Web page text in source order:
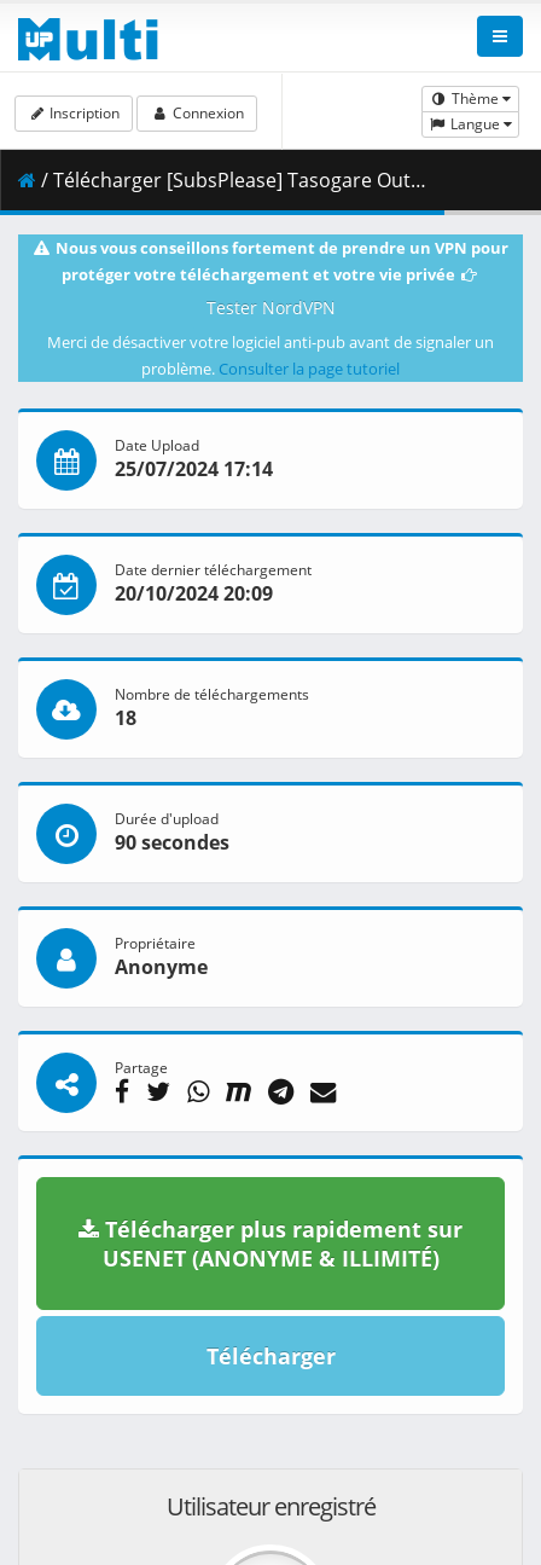
Thème
Langue
Inscription Connexion
/ Télécharger [SubsPlease] Tasogare Out Focus - 04 (1080p) [EDEF2D46].mkv.002 ( 460.33 MB )
Nous vous conseillons fortement de prendre un VPN pour
protéger votre téléchargement et votre vie privée
Tester NordVPN
Merci de désactiver votre logiciel anti-pub avant de signaler un
problème. Consulter la page tutoriel
Date Upload
25/07/2024 17:14
Date dernier téléchargement
20/10/2024 20:09
Nombre de téléchargements
18
Durée d'upload
90 secondes
Propriétaire
Anonyme
Partage
Télécharger plus rapidement sur
USENET (ANONYME & ILLIMITÉ)
Télécharger
Utilisateur enregistré